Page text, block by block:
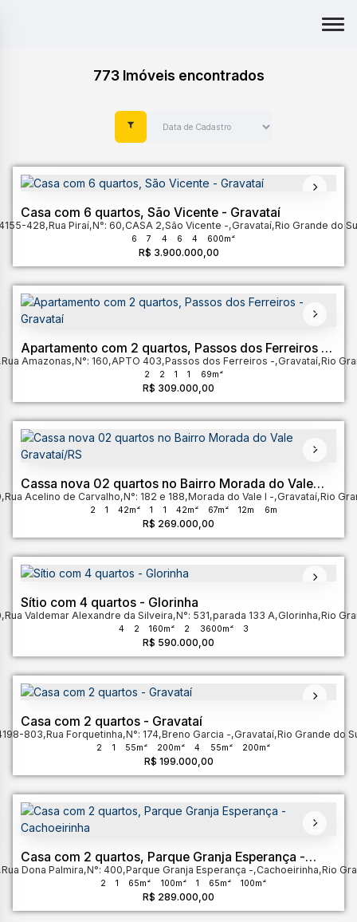
773 Imóveis encontrados
Casa com 6 quartos, São Vicente - Gravataí
R$ 3.900.000,00
428,Rua Piraí,N°: 60,CASA 2,São Vicente ,Gravataí,Rio Grande do
6 7 4 6 4 600m²
Apartamento com 2 quartos, Passos dos Ferreiros -
Gravataí
R$ 309.000,00
Rua Amazonas,N°: 160,APTO 403,Passos dos Ferreiros ,Gravataí,Rio
2 2 1 1 69m²
Cassa nova 02 quartos no Bairro Morada do Vale
Gravataí/RS
R$ 269.000,00
,Rua Acelino de Carvalho,N°: 182 e 188,Morada do Vale I ,Gravataí,Rio
2 1 42m² 1 1 42m² 67m² 12m 6m
Sítio com 4 quartos - Glorinha
R$ 590.000,00
,Rua Valdemar Alexandre da Silveira,N°: 531,parada 133 A,Glorinha,Rio
4 2 160m² 2 3600m² 3
Casa com 2 quartos - Gravataí
R$ 199.000,00
803,Rua Forquetinha,N°: 174,Breno Garcia ,Gravataí,Rio Grande do
2 1 55m² 200m² 4 55m² 200m²
Casa com 2 quartos, Parque Granja Esperança -
Cachoeirinha
R$ 289.000,00
Rua Dona Palmira,N°: 400,Parque Granja Esperança ,Cachoeirinha,Rio
2 1 65m² 100m² 1 65m² 100m²